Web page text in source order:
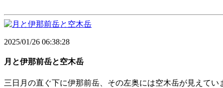
2025/01/26 06:38:28
月と伊那前岳と空木岳
三日月の直ぐ下に伊那前岳、その左奥には空木岳が見えてい